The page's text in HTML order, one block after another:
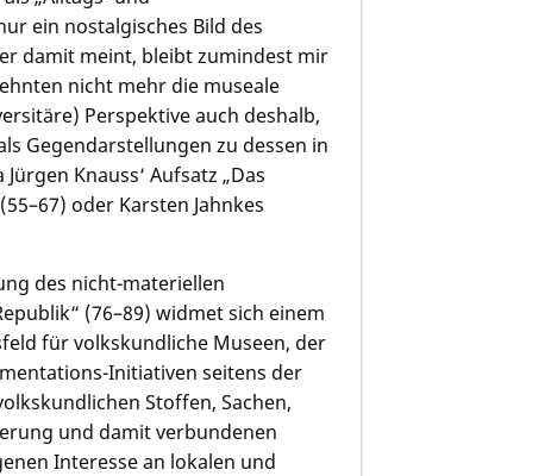
ein nostalgisches Bild des
damit meint, bleibt zumindest mir
nicht mehr die museale
Perspektive auch deshalb,
Gegendarstellungen zu dessen in
Jürgen Knauss‘ Aufsatz „Das
oder Karsten Jahnkes
des nicht-materiellen
(76–89) widmet sich einem
für volkskundliche Museen, der
Initiativen seitens der
Stoffen, Sachen,
und damit verbundenen
Interesse an lokalen und